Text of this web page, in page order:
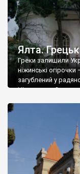
Ялта.
Греки залишили
ніжинські
загублений у
Ніжин греки?